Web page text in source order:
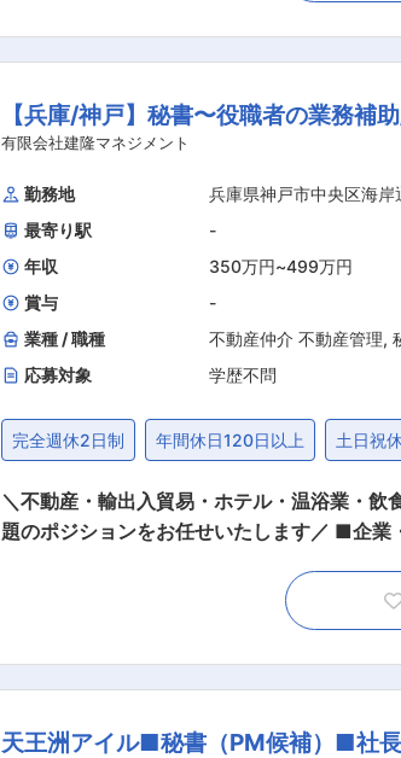
ん。 最近ではご高齢のお客さまも増え、地
ごごとに対して、丁寧でわかりやすい説明を行いましょう。 ☆早期キャリアアップも可能 社歴・年齢を問わ
与にプラスしてもらえる手当： ・将来設計
信費手当 ・ショップ役職手当 ・借り上げ社宅制度 ※当社規
優良法人』に認定 ・『プラチナくるみんプ
【兵庫/神戸】秘書〜役職者の業務
有限会社建隆マネジメント
勤務地
兵庫県神戸市中央区海岸
最寄り駅
-
年収
350万円~499万円
賞与
-
業種 / 職種
不動産仲介 不動産管理,
応募対象
学歴不問
完全週休2日制 年間休日120日以上 土日祝
＼不動産・輸出入貿易・ホテル・温浴業・
題のポジションをお任せいたします／ ■企業・求人の特色： ・不動産事業(主に商業・オフィスビルの開発、管理、賃貸、売買、仲介)、輸出
の内容： ・役職者の業務全般のお手伝いが
具体的には： ・スケジュールや案件の進行
です。 ■当社方針： ・当社では社員の多能
天王洲アイル■秘書（PM候補）■社